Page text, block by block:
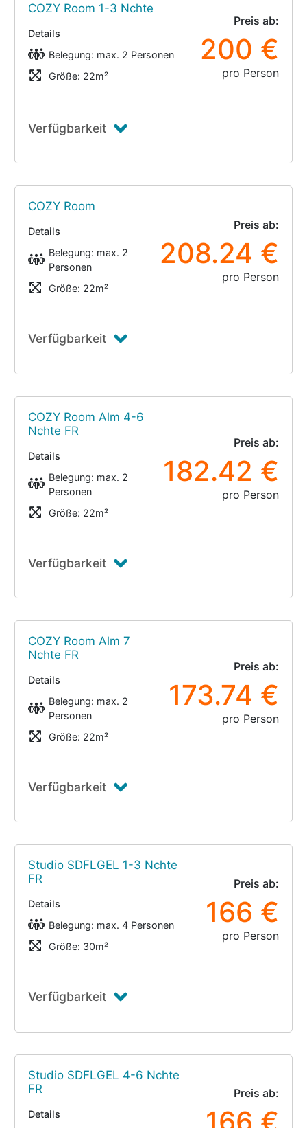
COZY Room 1-3 Nchte
Details
Belegung: max. 2 Personen
Größe: 22m²
Preis ab:
200 €
pro Person
Verfügbarkeit
COZY Room
Details
Belegung: max. 2
Personen
Größe: 22m²
Preis ab:
208.24 €
pro Person
Verfügbarkeit
COZY Room Alm 4-6
Nchte FR
Details
Belegung: max. 2
Personen
Größe: 22m²
Preis ab:
182.42 €
pro Person
Verfügbarkeit
COZY Room Alm 7
Nchte FR
Details
Belegung: max. 2
Personen
Größe: 22m²
Preis ab:
173.74 €
pro Person
Verfügbarkeit
Studio SDFLGEL 1-3 Nchte
FR
Details
Belegung: max. 4 Personen
Größe: 30m²
Preis ab:
166 €
pro Person
Verfügbarkeit
Studio SDFLGEL 4-6 Nchte
FR
Details
Preis ab: